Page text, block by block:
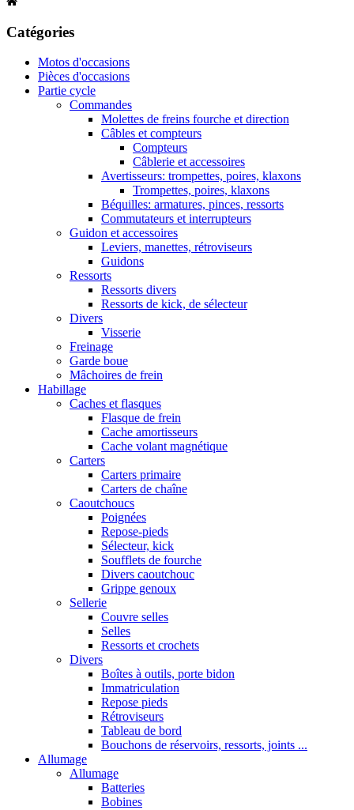
Catégories
Motos d'occasions
Pièces d'occasions
Partie cycle
Commandes
Molettes de freins fourche et direction
Câbles et compteurs
Compteurs
Câblerie et accessoires
Avertisseurs: trompettes, poires, klaxons
Trompettes, poires, klaxons
Béquilles: armatures, pinces, ressorts
Commutateurs et interrupteurs
Guidon et accessoires
Leviers, manettes, rétroviseurs
Guidons
Ressorts
Ressorts divers
Ressorts de kick, de sélecteur
Divers
Visserie
Freinage
Garde boue
Mâchoires de frein
Habillage
Caches et flasques
Flasque de frein
Cache amortisseurs
Cache volant magnétique
Carters
Carters primaire
Carters de chaîne
Caoutchoucs
Poignées
Repose-pieds
Sélecteur, kick
Soufflets de fourche
Divers caoutchouc
Grippe genoux
Sellerie
Couvre selles
Selles
Ressorts et crochets
Divers
Boîtes à outils, porte bidon
Immatriculation
Repose pieds
Rétroviseurs
Tableau de bord
Bouchons de réservoirs, ressorts, joints ...
Allumage
Allumage
Batteries
Bobines